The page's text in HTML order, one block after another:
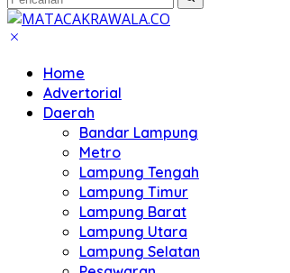
Home
Advertorial
Daerah
Bandar Lampung
Metro
Lampung Tengah
Lampung Timur
Lampung Barat
Lampung Utara
Lampung Selatan